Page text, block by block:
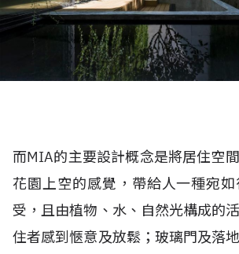
而MIA的主要設計概念是將居住空
花園上空的感覺，帶給人一種宛
受，且由植物、水、自然光構成的
住者感到愜意及放鬆；玻璃門及落